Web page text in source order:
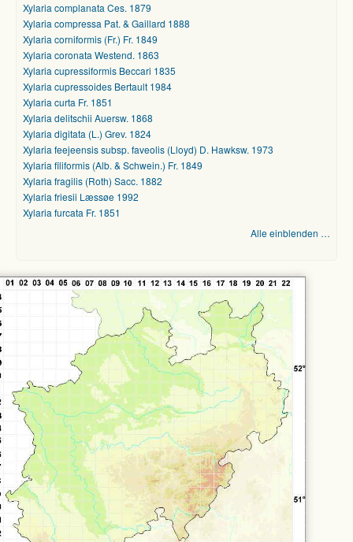
Xylaria complanata Ces. 1879
Xylaria compressa Pat. & Gaillard 1888
Xylaria corniformis (Fr.) Fr. 1849
Xylaria coronata Westend. 1863
Xylaria cupressiformis Beccari 1835
Xylaria cupressoides Bertault 1984
Xylaria curta Fr. 1851
Xylaria delitschii Auersw. 1868
Xylaria digitata (L.) Grev. 1824
Xylaria feejeensis subsp. faveolis (Lloyd) D. Hawksw. 1973
Xylaria filiformis (Alb. & Schwein.) Fr. 1849
Xylaria fragilis (Roth) Sacc. 1882
Xylaria friesii Læssøe 1992
Xylaria furcata Fr. 1851
Alle einblenden …